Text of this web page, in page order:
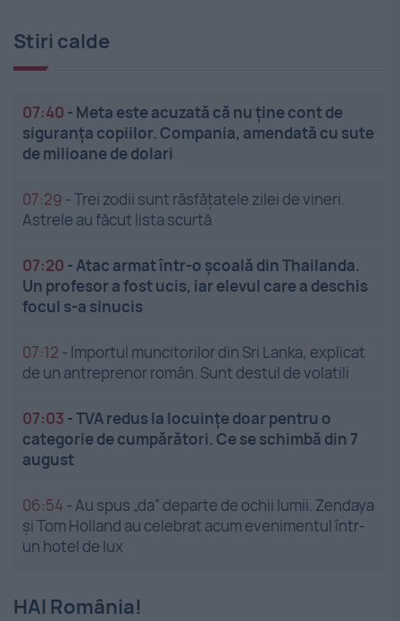
Stiri calde
07:40 - Meta este acuzată că nu ține cont de
siguranța copiilor. Compania, amendată cu sute
de milioane de dolari
07:29 -Trei zodii sunt răsfățatele zilei de vineri.
Astrele au făcut lista scurtă
07:20 -Atac armat într-o școală din Thailanda.
Un profesor a fost ucis, iar elevul care a deschis
focul s-a sinucis
07:12 - Importul muncitorilor din Sri Lanka, explicat
de un antreprenor român. Sunt destul de volatili
07:03 -TVA redus la locuințe doar pentru o
categorie de cumpărători. Ce se schimbă din 7
august
06:54 -Au spus „da” departe de ochii lumii. Zendaya
și Tom Holland au celebrat acum evenimentul într-
un hotel de lux
HAI România!